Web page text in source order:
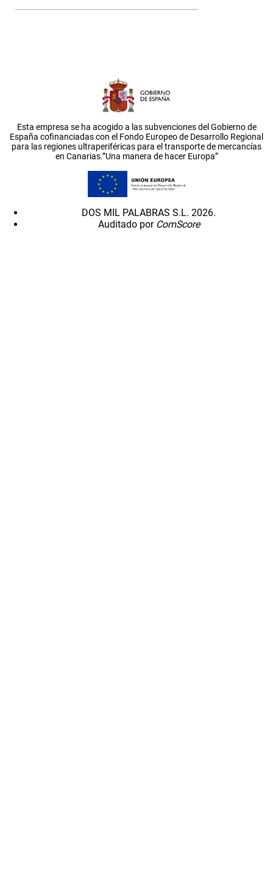
Esta empresa se ha acogido a las subvenciones del Gobierno de
España cofinanciadas con el Fondo Europeo de Desarrollo Regional
para las regiones ultraperiféricas para el transporte de mercancías
en Canarias.”Una manera de hacer Europa”
DOS MIL PALABRAS S.L. 2026.
Auditado por ComScore